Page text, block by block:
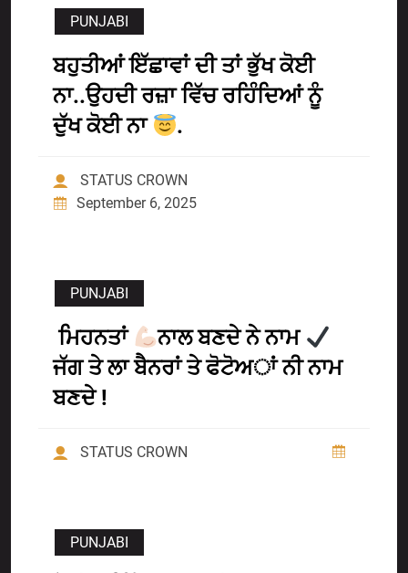
PUNJABI
ਬਹੁਤੀਆਂ ਇੱਛਾਵਾਂ ਦੀ ਤਾਂ ਭੁੱਖ ਕੋਈ
ਨਾ..ਉਹਦੀ ਰਜ਼ਾ ਵਿੱਚ ਰਹਿੰਦਿਆਂ ਨੂੰ
ਦੁੱਖ ਕੋਈ ਨਾ
.
STATUS CROWN
September 6, 2025
PUNJABI
ਮਿਹਨਤਾਂ
ਨਾਲ ਬਣਦੇ ਨੇ ਨਾਮ
ਜੱਗ ਤੇ ਲਾ ਬੈਨਰਾਂ ਤੇ ਫੋਟੋਅਾਂ ਨੀ ਨਾਮ
ਬਣਦੇ !
STATUS CROWN
PUNJABI